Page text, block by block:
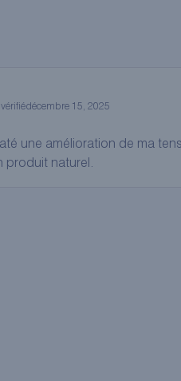
décembre 15, 2025
une amélioration de ma
produit naturel.